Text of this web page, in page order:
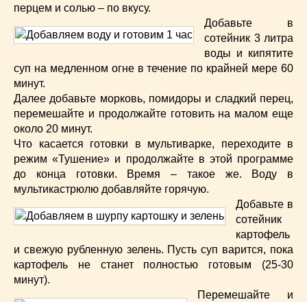
перцем и солью – по вкусу.
Добавьте в
сотейник 3 литра
воды и кипятите
суп на медленном огне в течение по крайней мере 60
минут.
Далее добавьте морковь, помидоры и сладкий перец,
перемешайте и продолжайте готовить на малом еще
около 20 минут.
Что касается готовки в мультиварке, переходите в
режим «Тушение» и продолжайте в этой программе
до конца готовки. Время – такое же. Воду в
мультикастрюлю добавляйте горячую.
Добавьте в
сотейник
картофель
и свежую рубленную зелень. Пусть суп варится, пока
картофель не станет полностью готовым (25-30
минут).
Перемешайте и